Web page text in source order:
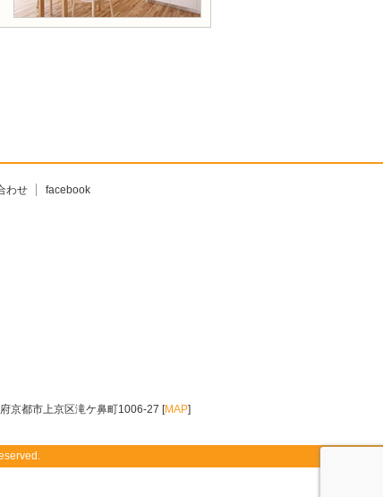
わせ facebook
京都市上京区滝ケ鼻町1006-27 [MAP]